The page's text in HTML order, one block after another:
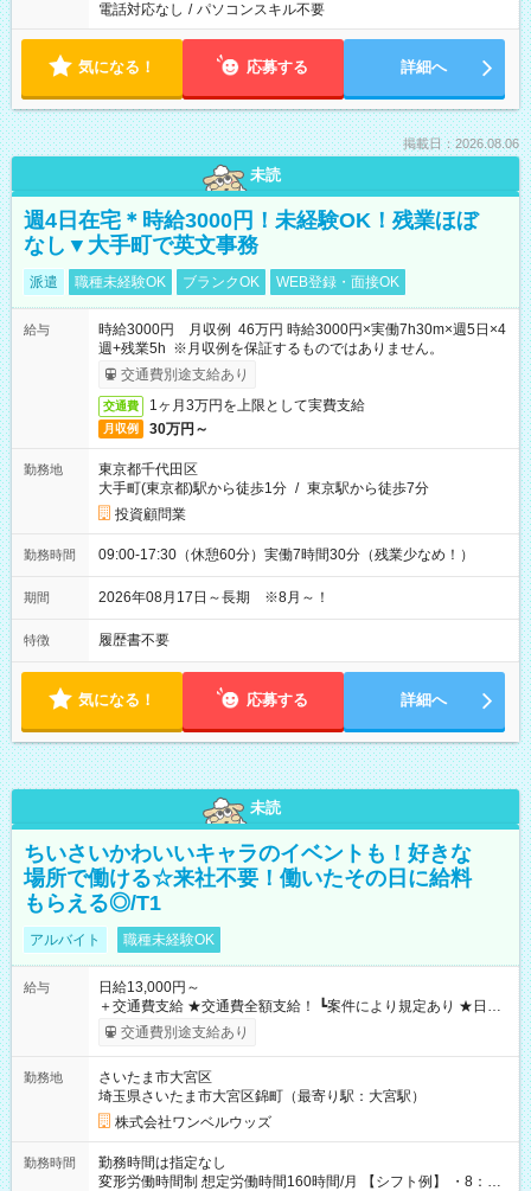
電話対応なし / パソコンスキル不要
気になる！ 応募する 詳細へ
掲載日：2026.08.06
未読
週4日在宅＊時給3000円！未経験OK！残業ほぼ
なし▼大手町で英文事務
派遣 職種未経験OK ブランクOK WEB登録・面接OK
給与
時給3000円 月収例 46万円 時給3000円×実働7h30m×週5日×4
週+残業5h ※月収例を保証するものではありません。
交通費別途支給あり
交通費 1ヶ月3万円を上限として実費支給
月収例 30万円～
勤務地
東京都千代田区
大手町(東京都)駅から徒歩1分 / 東京駅から徒歩7分
投資顧問業
勤務時間 09:00-17:30（休憩60分）実働7時間30分（残業少なめ！）
期間 2026年08月17日～長期 ※8月～！
特徴 履歴書不要
気になる！ 応募する 詳細へ
未読
ちいさいかわいいキャラのイベントも！好きな
場所で働ける☆来社不要！働いたその日に給料
もらえる◎/T1
アルバイト 職種未経験OK
給与
日給13,000円～
＋交通費支給 ★交通費全額支給！ ┗案件により規定あり ★日払
いOK！（規定あり） ┗働いたその日に現金GET♪ お仕事後はコ
ンビニATMから 日払い分を引き落とせます！ 【試用期間】試
交通費別途支給あり
勤務地
さいたま市大宮区
埼玉県さいたま市大宮区錦町（最寄り駅：大宮駅）
株式会社ワンベルウッズ
勤務時間
勤務時間は指定なし
変形労働時間制 想定労働時間160時間/月 【シフト例】 ・8：00